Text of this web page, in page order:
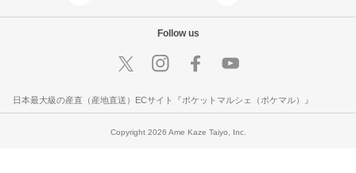
Follow us
日本最大級の産直（産地直送）ECサイト『ポケットマルシェ（ポケマル）』
Copyright 2026 Ame Kaze Taiyo, Inc.